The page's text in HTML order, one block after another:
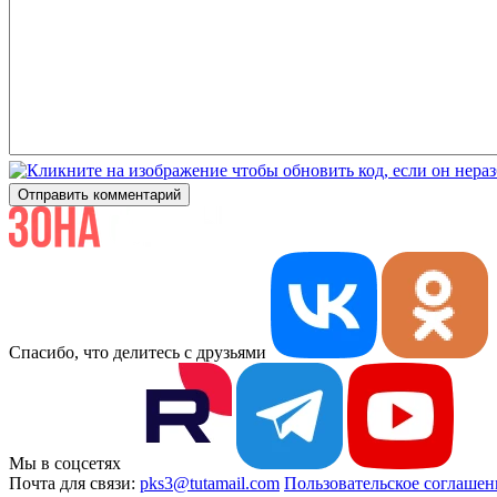
Отправить комментарий
Спасибо, что делитесь с друзьями
Мы в соцсетях
Почта для связи: pks3@tutamail.com Пользовательское